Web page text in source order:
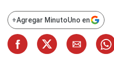
+Agregar MinutoUno en